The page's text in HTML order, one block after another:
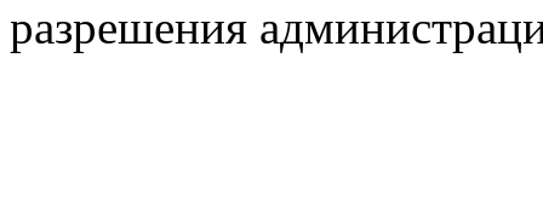
разрешения